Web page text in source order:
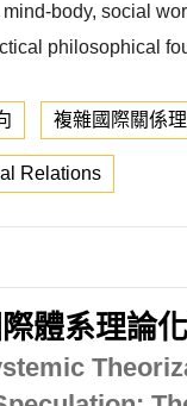
body, social
philosophical
複雜國際關係
Relations
體系理論